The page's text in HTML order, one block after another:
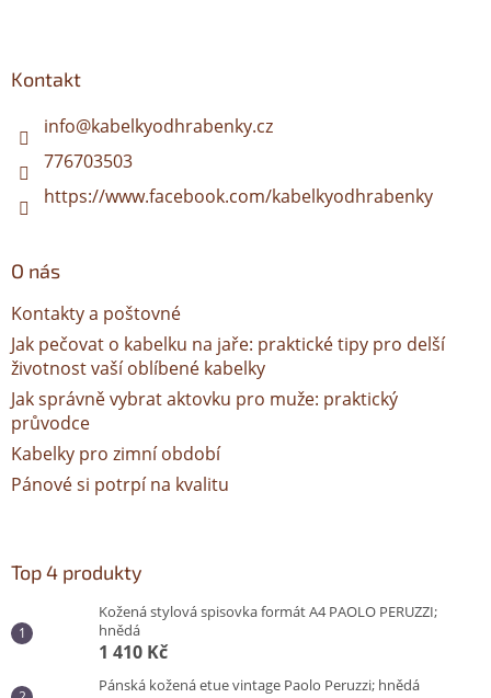
Kontakt
info@kabelkyodhrabenky.cz
776703503
https://www.facebook.com/kabelkyodhrabenky
O nás
Kontakty a poštovné
Jak pečovat o kabelku na jaře: praktické tipy pro delší
životnost vaší oblíbené kabelky
Jak správně vybrat aktovku pro muže: praktický
průvodce
Kabelky pro zimní období
Pánové si potrpí na kvalitu
Top 4 produkty
Kožená stylová spisovka formát A4 PAOLO PERUZZI;
hnědá
1 410 Kč
Pánská kožená etue vintage Paolo Peruzzi; hnědá